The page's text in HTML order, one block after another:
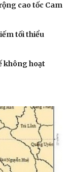
cao tốc Cam
tối thiểu
không hoạt